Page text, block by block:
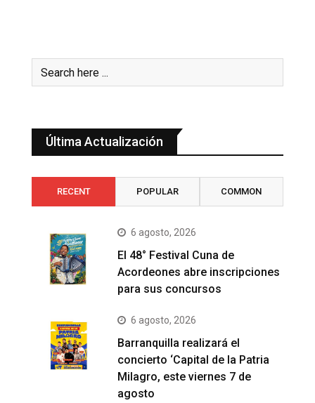
Última Actualización
RECENT POPULAR COMMON
6 agosto, 2026
El 48° Festival Cuna de
Acordeones abre inscripciones
para sus concursos
6 agosto, 2026
Barranquilla realizará el
concierto ‘Capital de la Patria
Milagro, este viernes 7 de
agosto